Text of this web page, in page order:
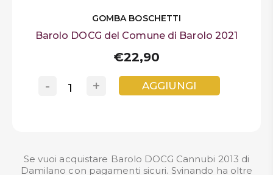
GOMBA BOSCHETTI
Barolo DOCG del Comune di Barolo 2021
€22,90
+
- AGGIUNGI
Se vuoi acquistare Barolo DOCG Cannubi 2013 di
Damilano con pagamenti sicuri. Svinando ha oltre